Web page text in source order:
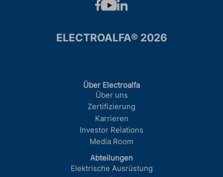
ELECTROALFA® 2026
Über Electroalfa
Über uns
Zertifizierung
Karrieren
Investor Relations
Media Room
Abteilungen
Elektrische Ausrüstung